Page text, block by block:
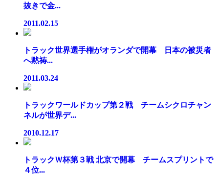
抜きで金...
2011.02.15
トラック世界選手権がオランダで開幕 日本の被災者
へ黙祷...
2011.03.24
トラックワールドカップ第２戦 チームシクロチャン
ネルが世界デ...
2010.12.17
トラックＷ杯第３戦 北京で開幕 チームスプリントで
４位...